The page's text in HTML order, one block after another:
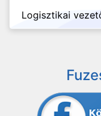
Logisztikai